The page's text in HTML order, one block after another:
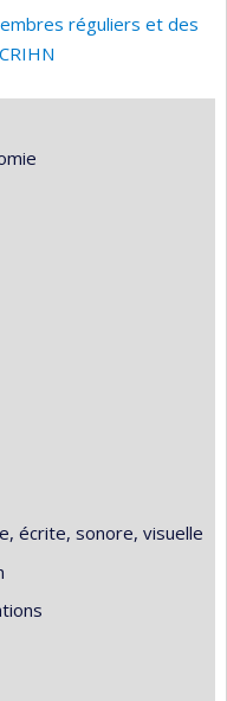
réguliers et des
écrite, sonore, visuelle